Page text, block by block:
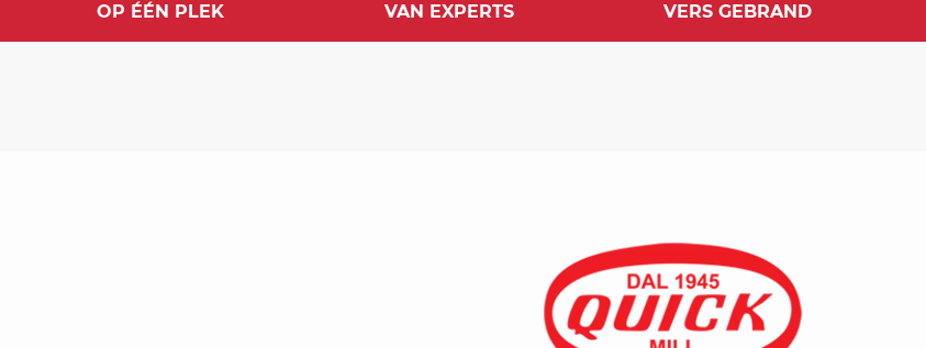
OP ÉÉN PLEK
VAN EXPERTS
VERS GEBRAND